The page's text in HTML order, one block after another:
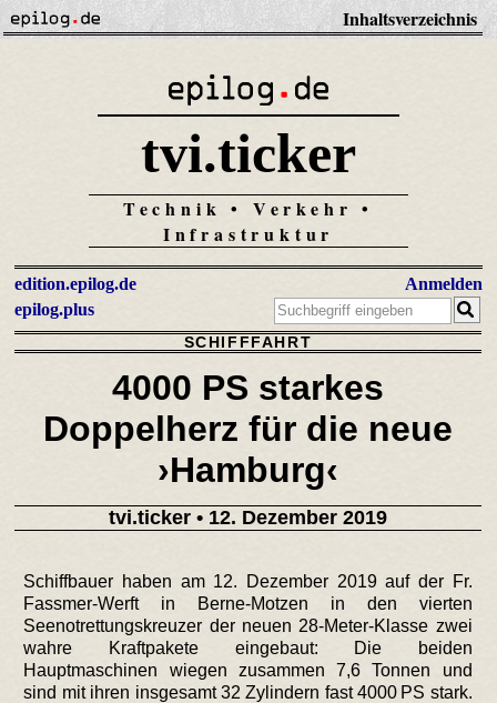
Inhaltsverzeichnis
tvi.ticker
Technik • Verkehr •
Infrastruktur
edition.epilog.de
epilog.plus
Anmelden
SCHIFFFAHRT
4000 PS starkes
Doppelherz für die neue
›Hamburg‹
tvi.ticker • 12. Dezember 2019
Schiffbauer haben am 12. Dezember 2019 auf der Fr.
Fassmer-Werft in Berne-Motzen in den vierten
Seenotrettungskreuzer der neuen 28-Meter-Klasse zwei
wahre Kraftpakete eingebaut: Die beiden
Hauptmaschinen wiegen zusammen 7,6 Tonnen und
sind mit ihren insgesamt 32 Zylindern fast 4000 PS stark.